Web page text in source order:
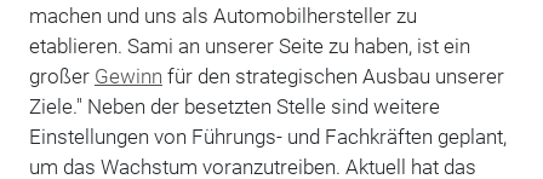
machen und uns als Automobilhersteller zu
etablieren. Sami an unserer Seite zu haben, ist ein
großer Gewinn für den strategischen Ausbau unserer
Ziele." Neben der besetzten Stelle sind weitere
Einstellungen von Führungs- und Fachkräften geplant,
um das Wachstum voranzutreiben. Aktuell hat das